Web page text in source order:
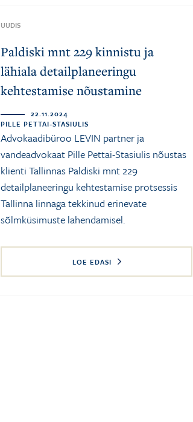
UUDIS
Paldiski mnt 229 kinnistu ja
lähiala detailplaneeringu
kehtestamise nõustamine
22.11.2024
PILLE PETTAI-STASIULIS
Advokaadibüroo LEVIN partner ja
vandeadvokaat Pille Pettai-Stasiulis nõustas
klienti Tallinnas Paldiski mnt 229
detailplaneeringu kehtestamise protsessis
Tallinna linnaga tekkinud erinevate
sõlmküsimuste lahendamisel.
LOE EDASI